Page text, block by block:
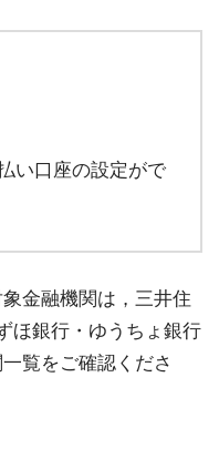
い口座の設定がで
金融機関は，三井住
ほ銀行・ゆうちょ銀行
覧をご確認くださ